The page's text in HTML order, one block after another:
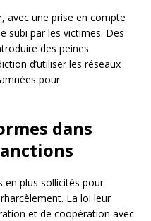
avec une prise en compte
subi par les victimes. Des
des peines
d’utiliser les réseaux
pour
dans
en plus sollicités pour
La loi leur
et de coopération avec